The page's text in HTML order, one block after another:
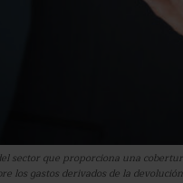
sector que proporciona una
los gastos derivados de la